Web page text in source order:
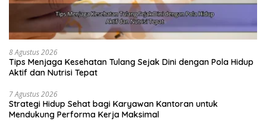
8 Agustus 2026
Tips Menjaga Kesehatan Tulang Sejak Dini dengan Pola Hidup
Aktif dan Nutrisi Tepat
7 Agustus 2026
Strategi Hidup Sehat bagi Karyawan Kantoran untuk
Mendukung Performa Kerja Maksimal